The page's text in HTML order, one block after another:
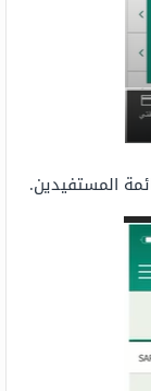
المستفيدين.